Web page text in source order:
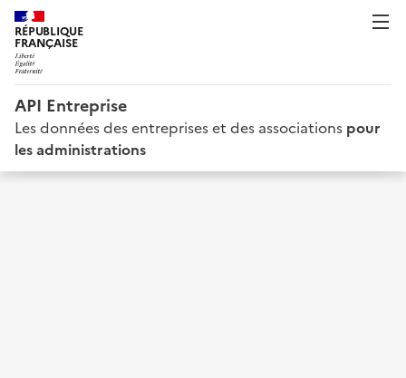
RÉPUBLIQUE
FRANÇAISE
API Entreprise
Les données des entreprises et des associations pour
les administrations